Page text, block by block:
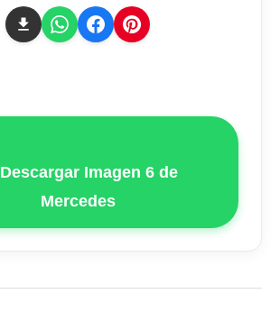
Descargar Imagen 6 de
Mercedes